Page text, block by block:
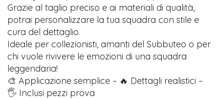
Grazie al taglio preciso e ai materiali di qualità,
potrai personalizzare la tua squadra con stile e
cura del dettaglio.
Ideale per collezionisti, amanti del Subbuteo o per
chi vuole rivivere le emozioni di una squadra
leggendaria!
🎨 Applicazione semplice – 🔥 Dettagli realistici –
🖐️ Inclusi pezzi prova